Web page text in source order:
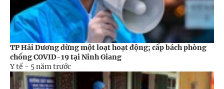
TP Hải Dương dừng một loạt hoạt động; cấp bách phòng
chống COVID-19 tại Ninh Giang
Y tế - 5 năm trước